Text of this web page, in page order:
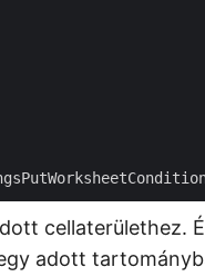
cellaterülethez.
adott